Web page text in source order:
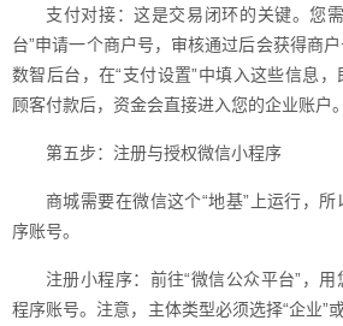
支付对接：这是交易闭环的关键。您
台”申请一个商户号，审核通过后会获得商
数智后台，在“支付设置”中填入这些信息，
顾客付款后，资金会直接进入您的企业账户。
第五步：注册与授权微信小程序
商城需要在微信这个“地基”上运行，
序账号。
注册小程序：前往“微信公众平台”，
程序账号。注意，主体类型必须选择“企业”